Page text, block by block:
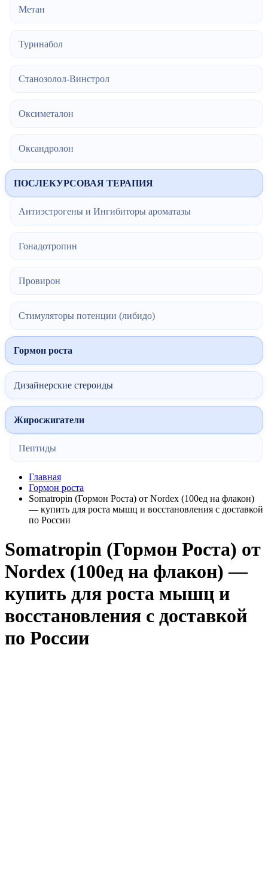
Метан
Туринабол
Станозолол-Винстрол
Оксиметалон
Оксандролон
ПОСЛЕКУРСОВАЯ ТЕРАПИЯ
Антиэстрогены и Ингибиторы ароматазы
Гонадотропин
Провирон
Стимуляторы потенции (либидо)
Гормон роста
Дизайнерские стероиды
Жиросжигатели
Пептиды
Главная
Гормон роста
Somatropin (Гормон Роста) от Nordex (100ед на флакон)
— купить для роста мышц и восстановления с доставкой
по России
Somatropin (Гормон Роста) от
Nordex (100ед на флакон) —
купить для роста мышц и
восстановления с доставкой
по России